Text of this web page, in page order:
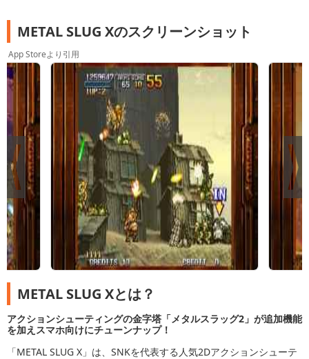
METAL SLUG Xのスクリーンショット
App Storeより引用
METAL SLUG Xとは？
アクションシューティングの金字塔「メタルスラッグ2」が追加機能
を加えスマホ向けにチューンナップ！
「METAL SLUG X」は、SNKを代表する人気2Dアクションシューテ